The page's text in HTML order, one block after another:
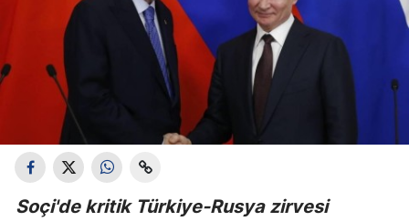
Soçi'de kritik Türkiye-Rusya zirvesi